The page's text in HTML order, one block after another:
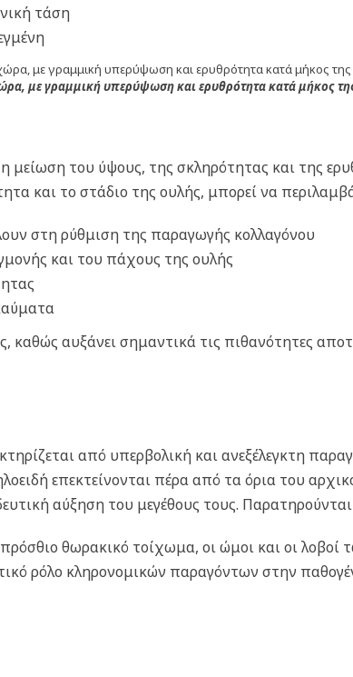
τάση
με γραμμική υπερύψωση και ερυθρότητα κατά μήκος
του ύψους, της σκληρότητας και της
και το στάδιο της ουλής, μπορεί να
στη ρύθμιση της παραγωγής κολλαγόνου
και του πάχους της ουλής
αυξάνει σημαντικά τις πιθανότητες
από υπερβολική και ανεξέλεγκτη
επεκτείνονται πέρα από τα όρια του
αύξηση του μεγέθους τους.
θωρακικό τοίχωμα, οι ώμοι και οι λοβοί
ρόλο κληρονομικών παραγόντων στην